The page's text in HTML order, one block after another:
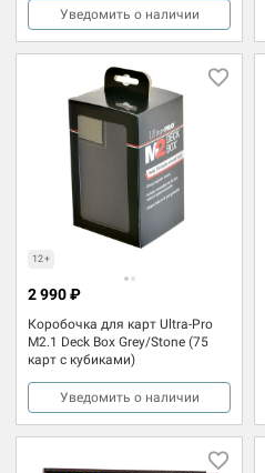
Уведомить о наличии
12+
Коробочка для карт Ultra-Pro
M2.1 Deck Box Grey/Stone (75
карт с кубиками)
2 990 ₽
Уведомить о наличии